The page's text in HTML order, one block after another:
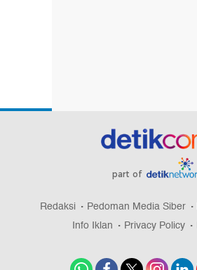
part of
Redaksi Pedoman Media Siber
Info Iklan
Privacy Policy